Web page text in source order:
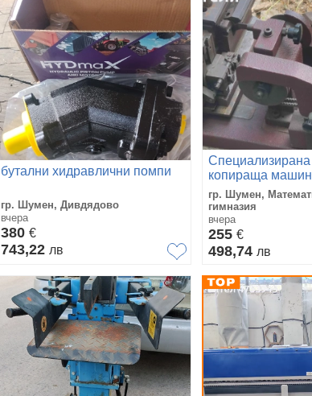
бутални хидравлични помпи
гр. Шумен, Дивдядово
вчера
380 €
743,22 лв
Специализирана
копираща
гр. Шумен,
гимназия
вчера
255 €
498,74 лв